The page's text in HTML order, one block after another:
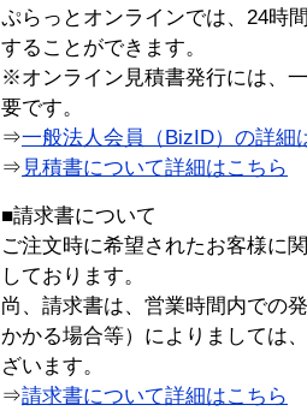
ぷらっとオンラインでは、24時
することができます。
※オンライン見積書発行には、
要です。
⇒一般法人会員（BizID）の詳細
⇒ 見積書について詳細はこちら
■請求書について
ご注文時に希望されたお客様に
しております。
尚、請求書は、営業時間内での
かかる場合等）によりましては
ざいます。
⇒請求書について詳細はこちら